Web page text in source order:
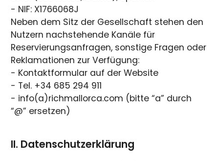
- NIF: X1766068J
Neben dem Sitz der Gesellschaft stehen den
Nutzern nachstehende Kanäle für
Reservierungsanfragen, sonstige Fragen oder
Reklamationen zur Verfügung:
- Kontaktformular auf der Website
- Tel. +34 685 294 911
- info(a)richmallorca.com (bitte “a” durch
“@” ersetzen)
II. Datenschutzerklärung